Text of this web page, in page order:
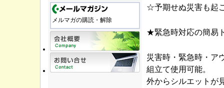
メルマガの購読・解除
☆予期せぬ災害も起
★緊急時対応の簡
災害時・緊急時・ア
組立て使用可能。
外からシルエットが